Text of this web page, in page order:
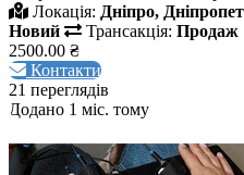
Локація: Дніпро,
Новий
Трансакція: Продаж
2500.00 ₴
Контакти
21 переглядів
Додано 1 міс. тому